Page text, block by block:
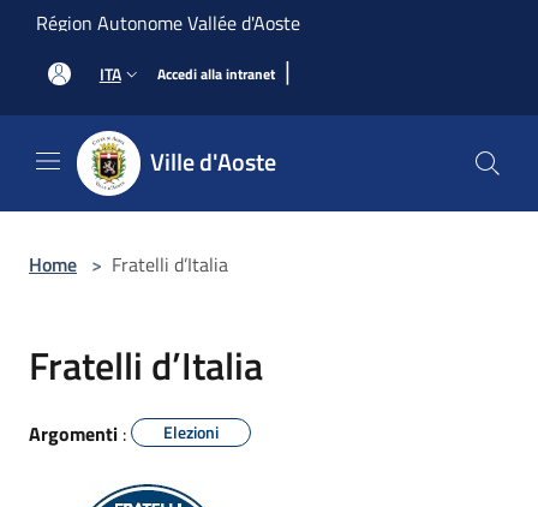
Salta al contenuto principale
Région Autonome Vallée d'Aoste
ITA Accedi alla intranet |
Ville d'Aoste
Home > Fratelli d’Italia
Fratelli d’Italia
Argomenti : Elezioni